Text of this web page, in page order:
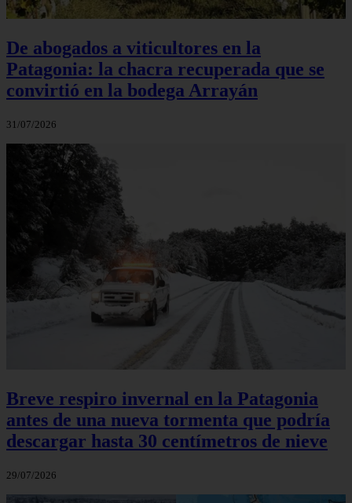
De abogados a viticultores en la
Patagonia: la chacra recuperada que se
convirtió en la bodega Arrayán
31/07/2026
Breve respiro invernal en la Patagonia
antes de una nueva tormenta que podría
descargar hasta 30 centímetros de nieve
29/07/2026